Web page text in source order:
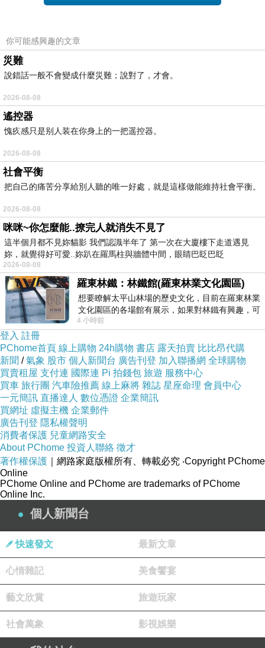
麥特戴蒙拿出ID給店員，『我就是演電影的麥特
戴蒙！』，店員搖頭，不接受這個看起來『不知
道是誰/可能是假冒』的男人用『可能是假的信用
卡』買一箱一瓶要100美元的酒。
紐約是一個很開放的城市，改名、扮演明星或整形成明星
樣子都是合法的。這點，從洛杉磯搬過去的麥特戴蒙不太
清楚，但當地店員卻很瞭解。
麥特戴蒙沒有那麼多現金可以付錢，只好悻悻然離去。
回到公寓，他越想越生氣，於是翻了翻家裡，想拿曾拍過
的電影DVD給店員看，但卻連一張片子也找不到。 最後只
好拿之前朋友給的一本沒什麼名氣的德文雜誌，『裡面有
他的相片』。
麥特戴蒙怒氣沖沖地回到酒店，將雜誌展示給店員，『這
就是我！..... 你們以後別想做我的生意了！！』，店員看了
看，回應：『...... OK.... 』，靜默了一下後，這位巨星跟友
人只好摸著鼻子離開，當然也沒有買任何的酒。
回到家後，麥特戴蒙覺得並沒有『贏的』感覺。
他的太太 Lucy 對他說：『你把離家最近的買酒管道給毀
了，另一間最近的酒商在十條街外。很好，以後買酒就是
你的責任了，用走的去，不准給我搭車！！』
.
.
＊＊＊
.
.
簡評：
一、麥特戴蒙在紐約的家一定沒有酒櫃。
二、麥特戴蒙真的很有錢，一瓶100美元的酒，可以隨便就
買一箱（12瓶）。我猜應該是紅酒，比較適合買一箱，喝
不完也可以慢慢等陳年。
三、酒專通常有賺一手，又是開在紐約的昂貴店面，我想
所謂一瓶100美元的酒，應該是年份普通的波爾多的二級酒
你可能感興趣的文章
災難
說錯話一般不會變成什麼災難；說對了，才會。
2026-08-08
遙控器
愧疚感只是别人装在你身上的一把遥控器。
2026-08-08
社會平衡
把自己的痛苦分享給別人聽的唯一好處，就是這樣做能維持社會平衡。
2026-08-08
咪咪~你怎麼能..撩完人就消失不見了
這半個月都不見妳貓影 我們認識半年了 第一次在大廈樓下走道遇見
妳，就覺得好可愛..妳趴在羅馬柱與牆體中間，眼睛巴眨巴眨
2026-08-08
羅東林鐵：林鐵館(羅東林業文化園區)
想要瞭解太平山林場的歷史文化，目前在羅東林業
文化園區的各場館有展示，如果對林鐵有興趣，可
以到林鐵館。 這裡展示從山下
4 小時前
登入 註冊
PChome首頁 線上購物 24h購物 書店 露天拍賣 比比昂代購
新聞 /氣象 股市 個人新聞台 廣告刊登 加入聯播網 全球購物
買賣租屋 支付連 國際連 Pi 拍錢包 旅遊 服務中心
買車 旅行團 汽車險推薦 線上麻將 雜誌 星座命理 會員中心
一元簡訊 直播達人 數位憑證 企業簡訊
買網址 虛擬主機 企業郵件
廣告刊登 隱私權聲明
消費者保護 兒童網路安全
About PChome 投資人聯絡 徵才
著作權保護 ｜網路家庭版權所有、轉載必究 ‧Copyright PChome
Online
PChome Online and PChome are trademarks of PChome
Online Inc.
個人新聞台
快速發文 最新文章
心情雜記 美食饗宴
藝文欣賞 旅遊玩家
社會萬象 影視娛樂